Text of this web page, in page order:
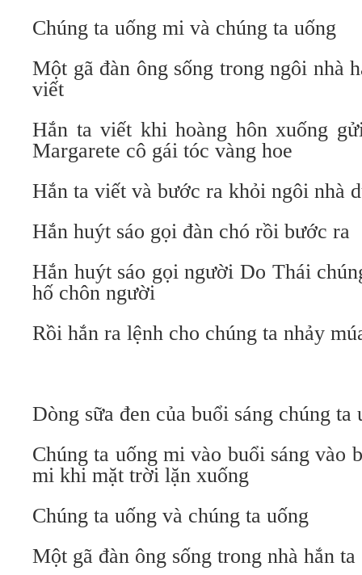
Chúng ta uống mi và chúng ta uống
Một gã đàn ông sống trong ngôi nhà
viết
Hắn ta viết khi hoàng hôn xuống
Margarete cô gái tóc vàng hoe
Hắn ta viết và bước ra khỏi ngôi nhà
Hắn huýt sáo gọi đàn chó rồi bước ra
Hắn huýt sáo gọi người Do Thái
hố chôn người
Rồi hắn ra lệnh cho chúng ta nhảy
Dòng sữa đen của buổi sáng chúng
Chúng ta uống mi vào buổi sáng vào
mi khi mặt trời lặn xuống
Chúng ta uống và chúng ta uống
Một gã đàn ông sống trong nhà hắn